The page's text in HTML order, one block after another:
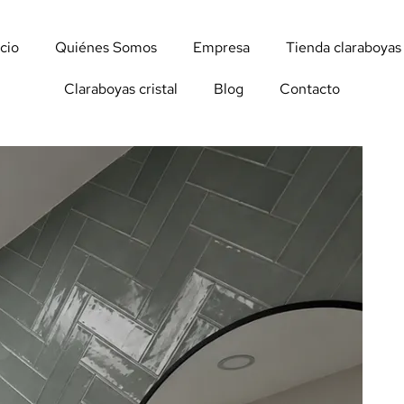
Quiénes Somos Empresa Tienda claraboyas
Claraboyas cristal Blog Contacto